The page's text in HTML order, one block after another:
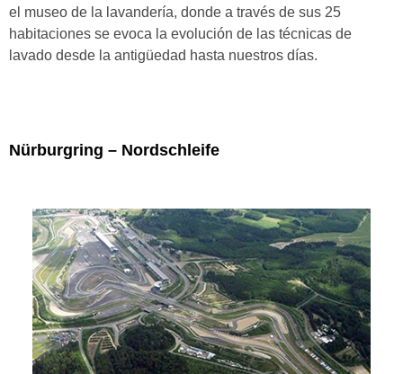
el museo de la lavandería, donde a través de sus 25
habitaciones se evoca la evolución de las técnicas de
lavado desde la antigüedad hasta nuestros días.
Nürburgring – Nordschleife